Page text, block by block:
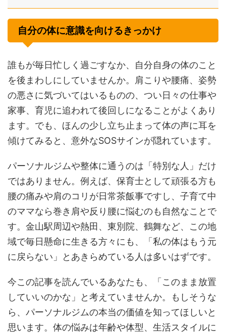
自分の体に意識を向けるきっかけ
誰もが毎日忙しく過ごすなか、自分自身の体のこと
を後まわしにしていませんか。肩こりや腰痛、姿勢
の悪さに気づいてはいるものの、つい日々の仕事や
家事、育児に追われて後回しになることがよくあり
ます。でも、ほんの少し立ち止まって体の声に耳を
傾けてみると、意外なSOSサインが隠れています。
パーソナルジムや整体に通うのは「特別な人」だけ
ではありません。例えば、保育士として頑張る方も
腰の痛みや肩のコリが日常茶飯事ですし、子育て中
のママなら巻き肩や反り腰に悩むのも自然なことで
す。金山駅周辺や熱田、東別院、鶴舞など、この地
域で毎日懸命に生きる方々にも、「私の体はもう元
に戻らない」とあきらめている人は多いはずです。
今この記事を読んでいるあなたも、「このまま放置
していいのかな」と考えていませんか。もしそうな
ら、パーソナルジムの本当の価値を知ってほしいと
思います。体の悩みは年齢や体型、生活スタイルに